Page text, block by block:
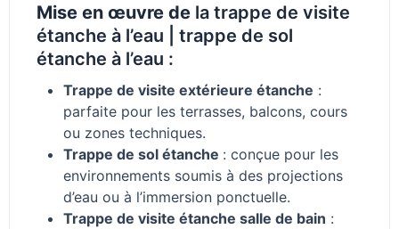
Mise en œuvre de la trappe de visite
étanche à l’eau | trappe de sol
étanche à l’eau :
Trappe de visite extérieure étanche :
parfaite pour les terrasses, balcons, cours
ou zones techniques.
Trappe de sol étanche : conçue pour les
environnements soumis à des projections
d’eau ou à l’immersion ponctuelle.
Trappe de visite étanche salle de bain :